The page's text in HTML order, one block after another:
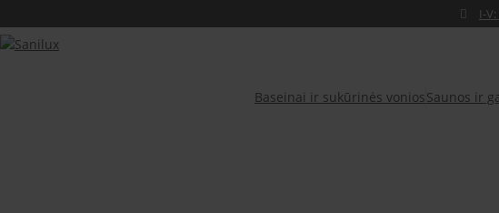
I-
Baseinai ir sukūrinės voniosSaunos ir